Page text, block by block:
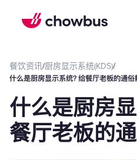
餐饮资讯/厨房显示系统(KDS)/
什么是厨房显示系统？给餐厅老板的通俗
什么是厨房
餐厅老板的